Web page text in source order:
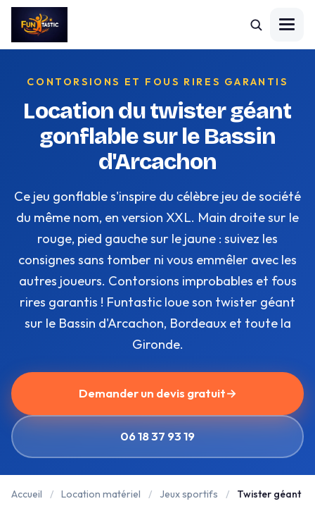
CONTORSIONS ET FOUS RIRES GARANTIS
Location du twister géant
gonflable sur le Bassin
d'Arcachon
Ce jeu gonflable s'inspire du célèbre jeu de société
du même nom, en version XXL. Main droite sur le
rouge, pied gauche sur le jaune : suivez les
consignes sans tomber ni vous emmêler avec les
autres joueurs. Contorsions improbables et fous
rires garantis ! Funtastic loue son twister géant
sur le Bassin d'Arcachon, Bordeaux et toute la
Gironde.
Demander un devis gratuit→
06 18 37 93 19
Accueil / Location matériel / Jeux sportifs / Twister géant